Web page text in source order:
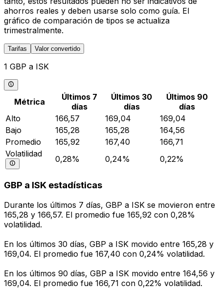
ahorros reales y deben usarse solo como guía. El
gráfico de comparación de tipos se actualiza
trimestralmente.
Tarifas Valor convertido
1 GBP a ISK
Métrica
Últimos 7
días
Últimos 30
días
Últimos 90
días
Alto
166,57 169,04
169,04
Bajo
165,28 165,28
164,56
Promedio
165,92 167,40
166,71
Volatilidad
0,28% 0,24% 0,22%
GBP a ISK estadísticas
Durante los últimos 7 días, GBP a ISK se movieron entre
165,28 y 166,57. El promedio fue 165,92 con 0,28%
volatilidad.
En los últimos 30 días, GBP a ISK movido entre 165,28 y
169,04. El promedio fue 167,40 con 0,24% volatilidad.
En los últimos 90 días, GBP a ISK movido entre 164,56 y
169,04. El promedio fue 166,71 con 0,22% volatilidad.